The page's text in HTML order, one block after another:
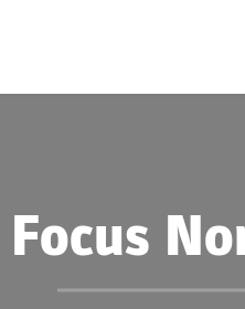
Focus